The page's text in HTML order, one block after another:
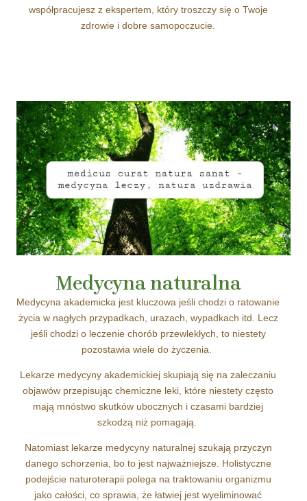
współpracujesz z ekspertem, który troszczy się o Twoje
zdrowie i dobre samopoczucie.
Medycyna naturalna
Medycyna akademicka jest kluczowa jeśli chodzi o ratowanie
życia w nagłych przypadkach, urazach, wypadkach itd. Lecz
jeśli chodzi o leczenie chorób przewlekłych, to niestety
pozostawia wiele do życzenia.
Lekarze medycyny akademickiej skupiają się na zaleczaniu
objawów przepisując chemiczne leki, które niestety często
mają mnóstwo skutków ubocznych i czasami bardziej
szkodzą niż pomagają.
Natomiast lekarze medycyny naturalnej szukają przyczyn
danego schorzenia, bo to jest najważniejsze. Holistyczne
podejście naturoterapii polega na traktowaniu organizmu
jako całości, co sprawia, że łatwiej jest wyeliminować